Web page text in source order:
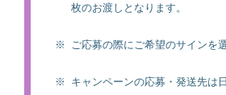
枚のお渡しとなります。
※ ご応募の際にご希望のサインを
※ キャンペーンの応募・発送先は